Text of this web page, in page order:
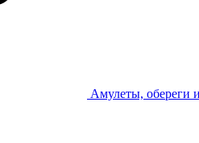
Амулеты, обереги